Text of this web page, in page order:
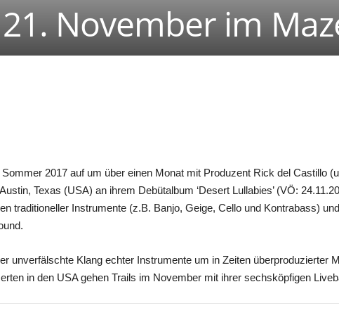
21. November im
2017 auf um über einen Monat mit Produzent Rick del Castillo
Texas (USA) an ihrem Debütalbum ‘Desert Lullabies’ (VÖ:
traditioneller Instrumente (z.B. Banjo, Geige, Cello und Kontrabass)
unverfälschte Klang echter Instrumente um in Zeiten überproduzierter
in den USA gehen Trails im November mit ihrer sechsköpfigen